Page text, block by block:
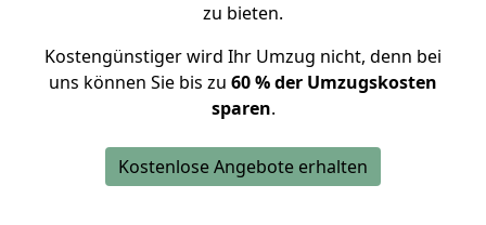
zu bieten.
Kostengünstiger wird Ihr Umzug nicht, denn bei
uns können Sie bis zu 60 % der Umzugskosten
sparen.
Kostenlose Angebote erhalten